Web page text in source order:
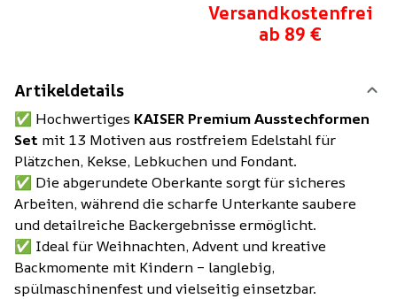
Versandkostenfrei
ab 89 €
Artikeldetails
✅ Hochwertiges KAISER Premium Ausstechformen
Set mit 13 Motiven aus rostfreiem Edelstahl für
Plätzchen, Kekse, Lebkuchen und Fondant.
✅ Die abgerundete Oberkante sorgt für sicheres
Arbeiten, während die scharfe Unterkante saubere
und detailreiche Backergebnisse ermöglicht.
✅ Ideal für Weihnachten, Advent und kreative
Backmomente mit Kindern – langlebig,
spülmaschinenfest und vielseitig einsetzbar.